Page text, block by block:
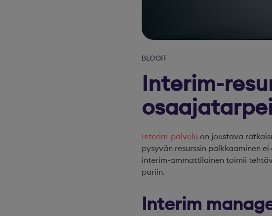
BLOGIT
Interim-
Interim-palvelu on joustava
pysyvän resurssin palkkaaminen
interim-ammattilainen toimii
pariin.
Interim